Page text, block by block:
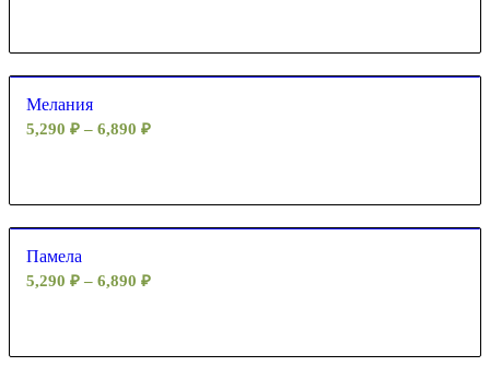
Мелания
5,290 ₽ – 6,890 ₽
Памела
5,290 ₽ – 6,890 ₽